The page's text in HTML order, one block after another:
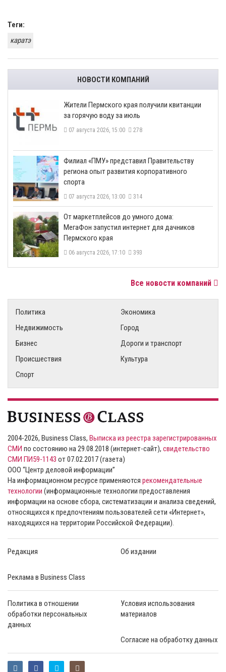
Теги:
каратэ
НОВОСТИ КОМПАНИЙ
​Жители Пермского края получили квитанции
за горячую воду за июль
07 августа 2026, 15:00 278
​Филиал «ПМУ» представил Правительству
региона опыт развития корпоративного
спорта
07 августа 2026, 13:00 314
От маркетплейсов до умного дома:
МегаФон запустил интернет для дачников
Пермского края
06 августа 2026, 17:10 393
Все новости компаний
Политика
Экономика
Недвижимость
Город
Бизнес
Дороги и транспорт
Происшествия
Культура
Спорт
2004-2026, Business Class, Выписка из реестра зарегистрированных
СМИ по состоянию на 29.08.2018 (интернет-сайт), свидетельство
СМИ ПИ59-1143 от 07.02.2017 (газета)
ООО “Центр деловой информации”
На информационном ресурсе применяются рекомендательные
технологии (информационные технологии предоставления
информации на основе сбора, систематизации и анализа сведений,
относящихся к предпочтениям пользователей сети «Интернет»,
находящихся на территории Российской Федерации).
Редакция Об издании
Реклама в Business Class
Политика в отношении
обработки персональных
данных
Условия использования
материалов
Согласие на обработку данных